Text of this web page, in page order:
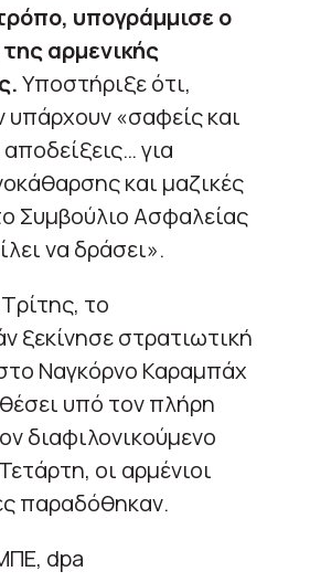
υπογράμμισε ο
αρμενικής
Υποστήριξε ότι,
«σαφείς και
για
και μαζικές
Συμβούλιο Ασφαλείας
να δράσει».
το
ξεκίνησε στρατιωτική
Ναγκόρνο Καραμπάχ
υπό τον πλήρη
διαφιλονικούμενο
οι αρμένιοι
παραδόθηκαν.
dpa